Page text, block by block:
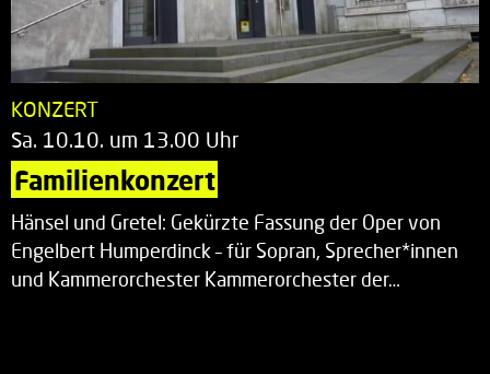
KONZERT
Sa. 10.10. um 13.00 Uhr
Familienkonzert
Hänsel und Gretel: Gekürzte Fassung der Oper von
Engelbert Humperdinck – für Sopran, Sprecher*innen
und Kammerorchester Kammerorchester der…